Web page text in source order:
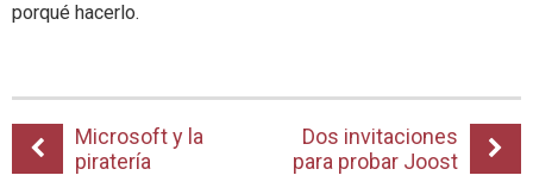
porqué hacerlo.
Microsoft y la
piratería
Dos invitaciones
para probar Joost